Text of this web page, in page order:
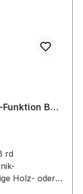
B
rd
Holz- oder